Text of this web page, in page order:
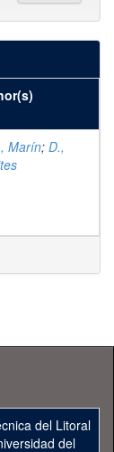
Marín; D.,
del Litoral
del